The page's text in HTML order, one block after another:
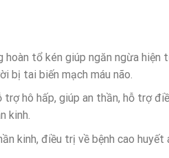
hoàn tổ kén giúp ngăn ngừa
bị tai biến mạch máu não.
trợ hô hấp, giúp an thần, hỗ trợ
kinh.
kinh, điều trị về bệnh cao